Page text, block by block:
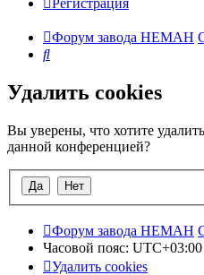
Регистрация
Форум завода НЕМАН
Поиск
Удалить cookies
Вы уверены, что хотите
данной конференцией?
Форум завода НЕМАН
Часовой пояс: UTC+03:00
Удалить cookies